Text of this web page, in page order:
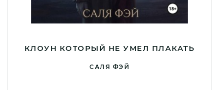
КЛОУН КОТОРЫЙ НЕ УМЕЛ ПЛАКАТЬ
САЛЯ ФЭЙ